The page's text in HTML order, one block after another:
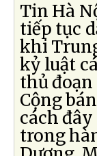
Tin Hà
tiếp tục
khi
kỷ luật
thủ
Cộng
cách
trong